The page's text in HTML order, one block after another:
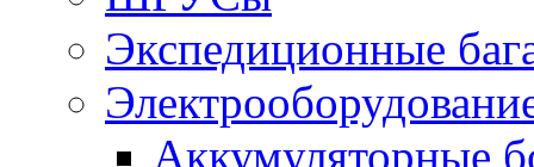
Экспедиционные
Аккумуляторные